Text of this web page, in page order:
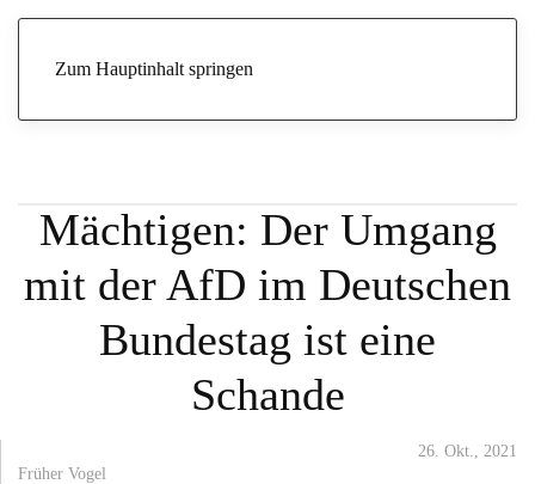
Zum Hauptinhalt springen
Umgang mit der AfD im Deutschen Bundestag ist eine Schande
Mächtigen: Der Umgang
mit der AfD im Deutschen
Bundestag ist eine
Schande
26. Okt., 2021
Früher Vogel